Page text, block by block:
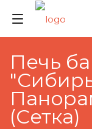
Печь
(Cетка)